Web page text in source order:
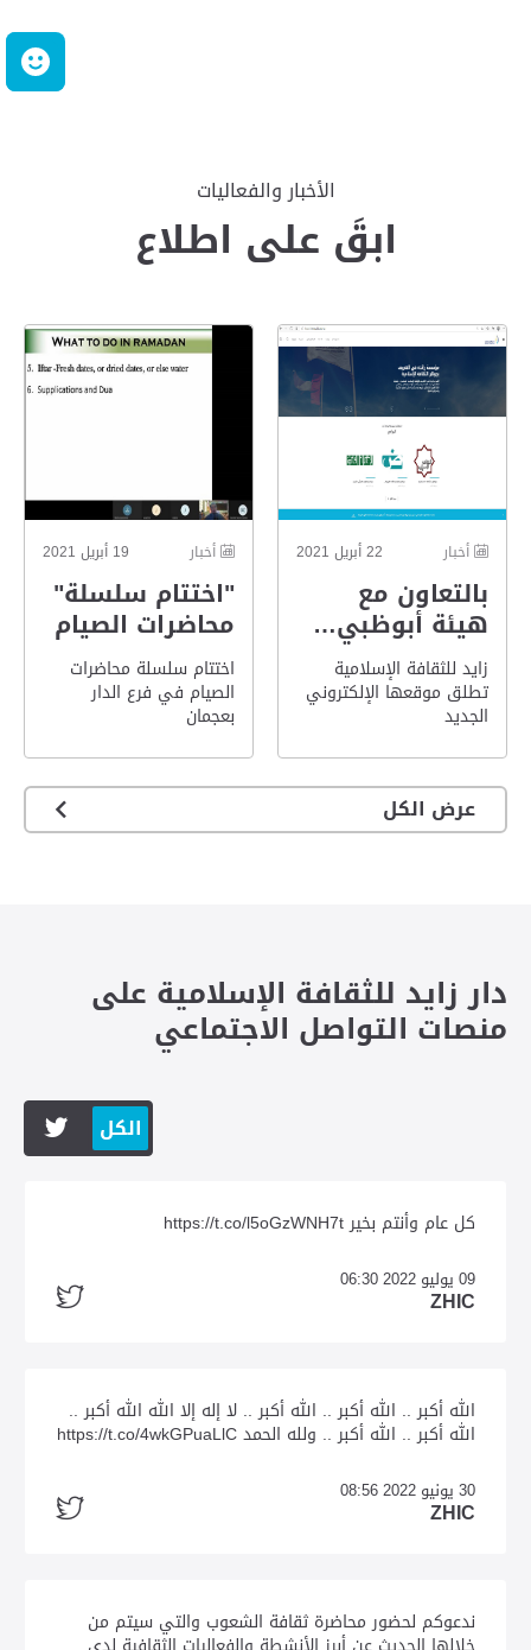
الأخبار والفعاليات
ابقَ على اطلاع
أخبار 22 أبريل 2021
بالتعاون مع
هيئة أبوظبي…
زايد للثقافة الإسلامية
تطلق موقعها الإلكتروني
الجديد
أخبار 19 أبريل 2021
"اختتام سلسلة"
محاضرات الصيام
اختتام سلسلة محاضرات
الصيام في فرع الدار
بعجمان
عرض الكل
دار زايد للثقافة الإسلامية على
منصات التواصل الاجتماعي
الكل
كل عام وأنتم بخير https://t.co/l5oGzWNH7t
09 يوليو 2022 06:30
ZHIC
الله أكبر .. الله أكبر .. الله أكبر .. لا إله إلا الله الله أكبر ..
الله أكبر .. الله أكبر .. ولله الحمد https://t.co/4wkGPuaLlC
30 يونيو 2022 08:56
ZHIC
ندعوكم لحضور محاضرة ثقافة الشعوب والتي سيتم من